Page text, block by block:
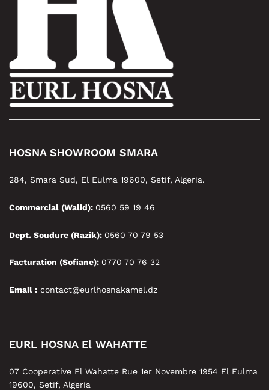
HOSNA SHOWROOM SMARA
284, Smara Sud, El Eulma 19600, Setif, Algeria.
Commercial (Walid): 0560 59 19 46
Dept. Soudure (Razik): 0560 70 79 53
Facturation (Sofiane): 0770 70 76 32
Email : contact@eurlhosnakamel.dz
EURL HOSNA El WAHATTE
07 Cooperative El Wahatte Rue 1er Novembre 1954 El Eulma
19600, Setif, Algeria